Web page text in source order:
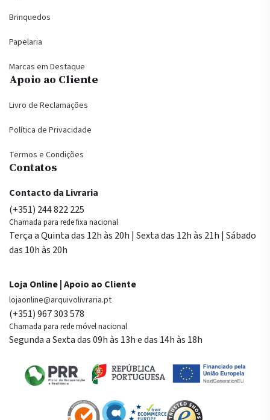
Brinquedos
Papelaria
Marcas em Destaque
Apoio ao Cliente
Livro de Reclamações
Política de Privacidade
Termos e Condições
Contatos
Contacto da Livraria
(+351) 244 822 225
Chamada para rede fixa nacional
Terça a Quinta das 12h às 20h | Sexta das 12h às 21h | Sábado
das 10h às 20h
Loja Online | Apoio ao Cliente
lojaonline@arquivolivraria.pt
(+351) 967 303 578
Chamada para rede móvel nacional
Segunda a Sexta das 09h às 13h e das 14h às 18h